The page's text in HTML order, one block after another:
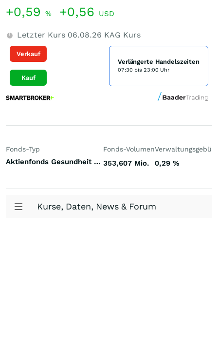
+0,59 % +0,56 USD
Letzter Kurs 06.08.26 KAG Kurs
Verkauf
Kauf
Verlängerte Handelszeiten
07:30 bis 23:00 Uhr
Fonds-Typ
Aktienfonds Gesundheit / Pharma Welt
Fonds-Volumen
353,607 Mio. 0,29 %
Kurse, Daten, News & Forum